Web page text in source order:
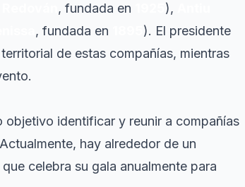
, fundada en ),
, fundada en
). El presidente
de estas compañías, mientras
objetivo identificar y reunir a compañías
hay alrededor de un
celebra su gala anualmente para